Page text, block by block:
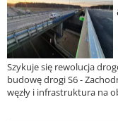
Szykuje się rewolucja
budowę drogi S6 -
węzły i infrastruktura na